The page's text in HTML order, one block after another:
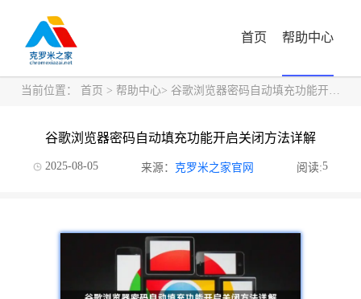
首页 帮助中心
当前位置： 首页 > 帮助中心> 谷歌浏览器密码自动填充功能开启关闭方法详解
谷歌浏览器密码自动填充功能开启关闭方法详解
2025-08-05 来源： 克罗米之家官网 阅读:5